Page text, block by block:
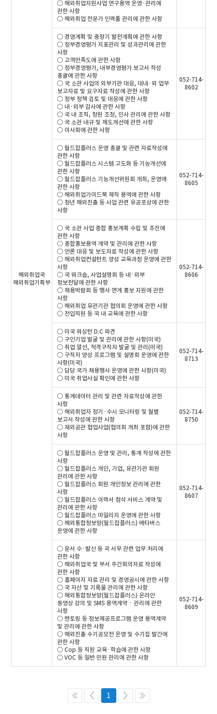
해외취업국
해외취업기획부
○ 해외취업지원사업 연구용역 운영·관리에
관한 사항
○ 해외취업 전문가 인력풀 관리에 관한 사항
○ 경영계획 및 중장기 발전계획에 관한 사항
○ 정부경영평가 지표관리 및 성과관리에 관한
사항
○ 고객만족도에 관한 사항
○ 정부경영평가, 내부경영평가 보고서 작성
총괄에 관한 사항
○ 국 소관 사업의 외부기관 대응, 대내·외 업무
보고자료 및 요구자료 작성에 관한 사항
○ 정부 정책 검토 및 대응에 관한 사항
○ 내·외부 감사에 관한 사항
○ 국 내 조직, 정원 조정, 인사 관리에 관한 사항
○ 국 소관 내규 및 제도개선에 관한 사항
○ 이사회에 관한 사항
052-714-
8602
○ 월드잡플러스 운영 총괄 및 관련 자료작성에
관한 사항
○ 월드잡플러스 시스템 고도화 등 기능개선에
관한 사항
○ 월드잡플러스 기능개선위원회 개최, 운영에
관한 사항
○ 해외취업가이드북 제작 용역에 관한 사항
○ 청년 해외진출 등 사업 관련 유공포상에 관한
사항
052-714-
8605
○ 국 소관 사업 종합 홍보계획 수립 및 추진에
관한 사항
○ 종합홍보용역 계약 및 관리에 관한 사항
○ 언론 대응 및 보도자료 작성에 관한 사항
○ 해외취업컨설턴트 양성 교육과정 운영에 관한
사항
○ 국 워크숍, 사업설명회 등 내·외부
정보전달에 관한 사항
○ 채용박람회 등 행사 연계 홍보 지원에 관한
사항
○ 해외취업 유관기관 협의회 운영에 관한 사항
○ 전입직원 등 국 내 교육에 관한 사항
052-714-
8606
○ 미국 워싱턴 D.C 파견
○ 구인기업 발굴 및 관리에 관한 사항(미국)
○ 취업 알선, 적격구직자 발굴 및 관리(미국)
○ 구직자 양성 프로그램 및 설명회 운영에 관한
사항(미국)
○ 담당 국가 채용행사 운영에 관한 사항(미국)
○ 미국 취업사실 확인에 관한 사항
052-714-
8713
○ 통계데이터 관리 및 관련 자료작성에 관한
사항
○ 해외취업자 정기·수시 모니터링 및 월별
보고서 작성에 관한 사항
○ 재외공관 협업사업(협의회 개최 포함)에 관한
사항
052-714-
8750
○ 월드잡플러스 운영 및 관리, 통계 작성에 관한
사항
○ 월드잡플러스 개인, 기업, 유관기관 회원
관리에 관한 사항
○ 월드잡플러스 회원 개인정보 관리에 관한
사항
○ 월드잡플러스 이력서 첨삭 서비스 계약 및
관리에 관한 사항
○ 월드잡플러스 마일리지 운영에 관한 사항
○ 해외통합정보망(월드잡플러스) 메타버스
운영에 관한 사항
052-714-
8607
○ 문서 수·발신 등 국 서무 관련 업무 처리에
관한 사항
○ 해외취업국 및 부서 주간회의자료 작성에
관한 사항
○ 홈페이지 자료 관리 및 경영공시에 관한 사항
○ 국 자산 및 기록물 관리에 관한 사항
○ 해외통합정보망(월드잡플러스) 온라인
동영상 강의 및 SMS 용역계약 · 관리에 관한
사항
○ 멘토링 등 정보제공프로그램 운영 용역계약
및 관리에 관한 사항
○ 해외진출 수기공모전 운영 및 수기집 발간에
관한 사항
○ Cop 등 직원 교육·학습에 관한 사항
○ VOC 등 일반 민원 관리에 관한 사항
052-714-
8609
1